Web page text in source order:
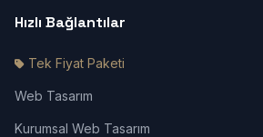
Hızlı Bağlantılar
Tek Fiyat Paketi
Web Tasarım
Kurumsal Web Tasarım